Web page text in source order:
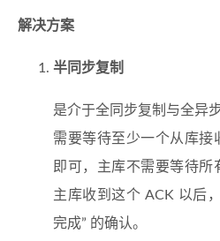
解决方案
半同步复制
是介于全同步复制与全异
需要等待至少一个从库接
即可，主库不需要等待所
主库收到这个 ACK 以后
完成” 的确认。